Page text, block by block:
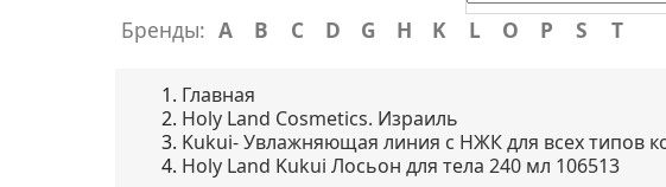
Бренды: A B C D G H K L O P S T
Главная
Holy Land Cosmetics. Израиль
Kukui- Увлажняющая линия с НЖК для всех типов
Holy Land Kukui Лосьон для тела 240 мл 106513